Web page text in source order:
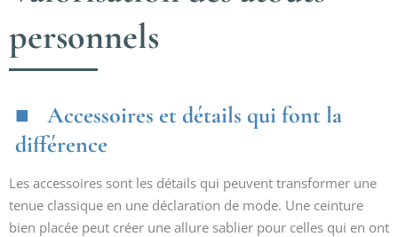
personnels
Accessoires et détails qui font la
différence
Les accessoires sont les détails qui peuvent transformer une
tenue classique en une déclaration de mode. Une ceinture
bien placée peut créer une allure sablier pour celles qui en ont